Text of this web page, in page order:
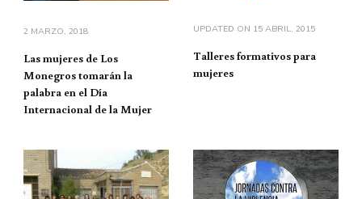
2 MARZO, 2018
Las mujeres de Los
Monegros tomarán la
palabra en el Día
Internacional de la Mujer
UPDATED ON 15 ABRIL, 2015
Talleres formativos para
mujeres